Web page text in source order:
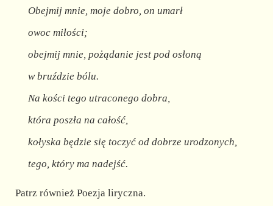
Obejmij mnie, moje dobro, on umarł
owoc miłości;
obejmij mnie, pożądanie jest pod osłoną
w bruździe bólu.
Na kości tego utraconego dobra,
która poszła na całość,
kołyska będzie się toczyć od dobrze urodzonych,
tego, który ma nadejść.
Patrz również Poezja liryczna.